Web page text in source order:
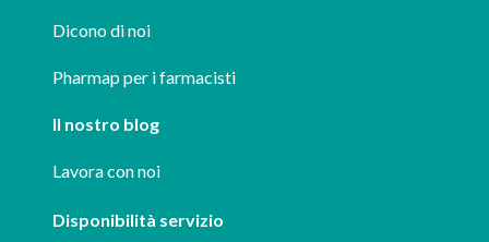
Dicono di noi
Pharmap per i farmacisti
Il nostro blog
Lavora con noi
Disponibilità servizio